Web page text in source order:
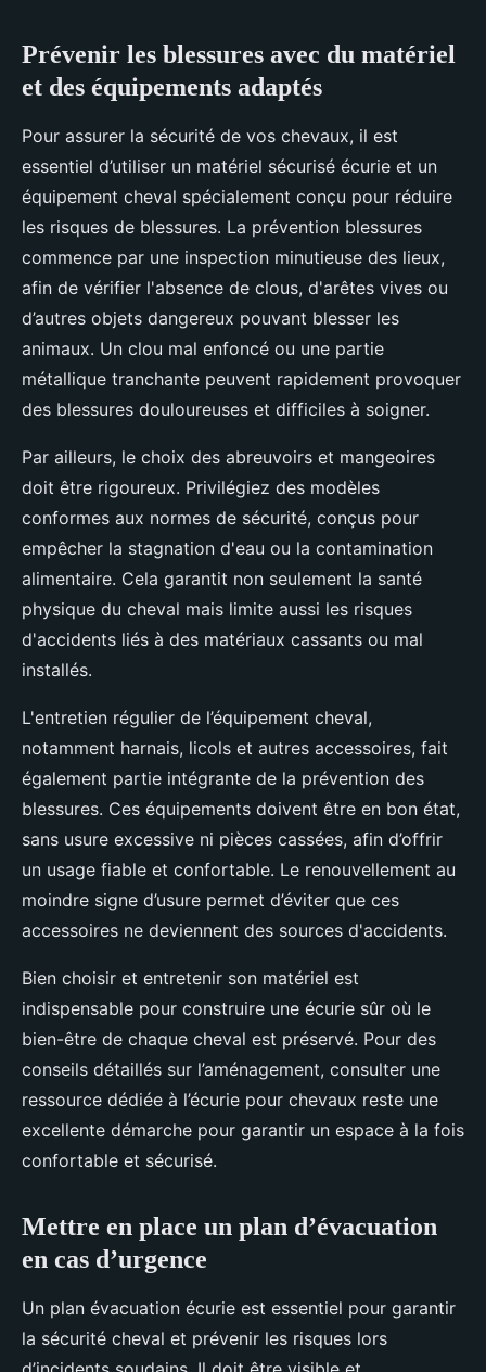
Prévenir les blessures avec du matériel
et des équipements adaptés
Pour assurer la sécurité de vos chevaux, il est
essentiel d’utiliser un matériel sécurisé écurie et un
équipement cheval spécialement conçu pour réduire
les risques de blessures. La prévention blessures
commence par une inspection minutieuse des lieux,
afin de vérifier l'absence de clous, d'arêtes vives ou
d’autres objets dangereux pouvant blesser les
animaux. Un clou mal enfoncé ou une partie
métallique tranchante peuvent rapidement provoquer
des blessures douloureuses et difficiles à soigner.
Par ailleurs, le choix des abreuvoirs et mangeoires
doit être rigoureux. Privilégiez des modèles
conformes aux normes de sécurité, conçus pour
empêcher la stagnation d'eau ou la contamination
alimentaire. Cela garantit non seulement la santé
physique du cheval mais limite aussi les risques
d'accidents liés à des matériaux cassants ou mal
installés.
L'entretien régulier de l’équipement cheval,
notamment harnais, licols et autres accessoires, fait
également partie intégrante de la prévention des
blessures. Ces équipements doivent être en bon état,
sans usure excessive ni pièces cassées, afin d’offrir
un usage fiable et confortable. Le renouvellement au
moindre signe d’usure permet d’éviter que ces
accessoires ne deviennent des sources d'accidents.
Bien choisir et entretenir son matériel est
indispensable pour construire une écurie sûr où le
bien-être de chaque cheval est préservé. Pour des
conseils détaillés sur l’aménagement, consulter une
ressource dédiée à l’écurie pour chevaux reste une
excellente démarche pour garantir un espace à la fois
confortable et sécurisé.
Mettre en place un plan d’évacuation
en cas d’urgence
Un plan évacuation écurie est essentiel pour garantir
la sécurité cheval et prévenir les risques lors